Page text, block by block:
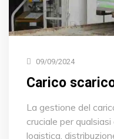
09/09/2024
Carico
La gestione del
cruciale per
logistica,